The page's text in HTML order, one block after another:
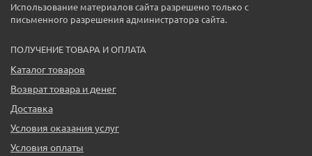
Использование материалов сайта разрешено только с
письменного разрешения администратора сайта.
ПОЛУЧЕНИЕ ТОВАРА И ОПЛАТА
Каталог товаров
Возврат товара и денег
Доставка
Условия оказания услуг
Условия оплаты